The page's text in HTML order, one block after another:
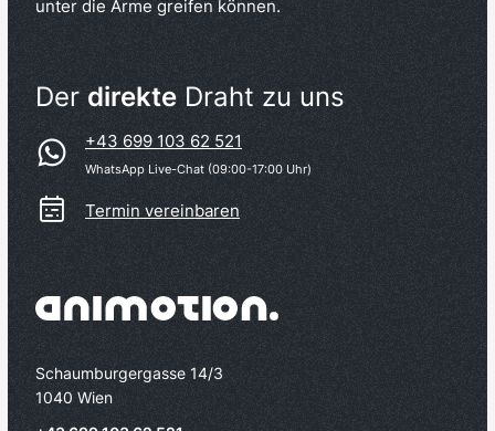
unter die Arme greifen können.
Der direkte Draht zu uns
+43 699 103 62 521
WhatsApp Live-Chat (09:00-17:00 Uhr)
Termin vereinbaren
Schaumburgergasse 14/3
1040 Wien